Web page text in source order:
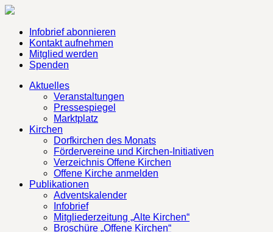
Infobrief abonnieren
Kontakt aufnehmen
Mitglied werden
Spenden
Aktuelles
Veranstaltungen
Pressespiegel
Marktplatz
Kirchen
Dorfkirchen des Monats
Fördervereine und Kirchen-Initiativen
Verzeichnis Offene Kirchen
Offene Kirche anmelden
Publikationen
Adventskalender
Infobrief
Mitgliederzeitung „Alte Kirchen“
Broschüre „Offene Kirchen“